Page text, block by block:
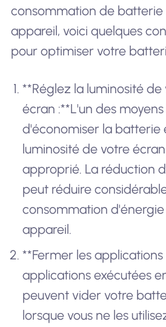
consommation de batterie
appareil, voici quelques
pour optimiser votre
**Réglez la luminosité de
écran :**L'un des
d'économiser la batterie
luminosité de votre
approprié. La réduction
peut réduire
consommation
appareil.
**Fermer les applications
applications exécutées
peuvent vider votre
lorsque vous ne les